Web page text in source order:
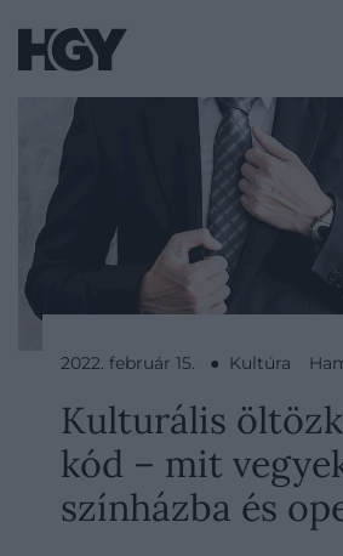
2022. február 15. ● Kultúra
Kulturális
kód – mit
színházba és